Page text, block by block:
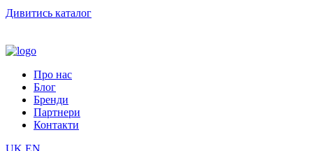
Дивитись каталог
Про нас
Блог
Бренди
Партнери
Контакти